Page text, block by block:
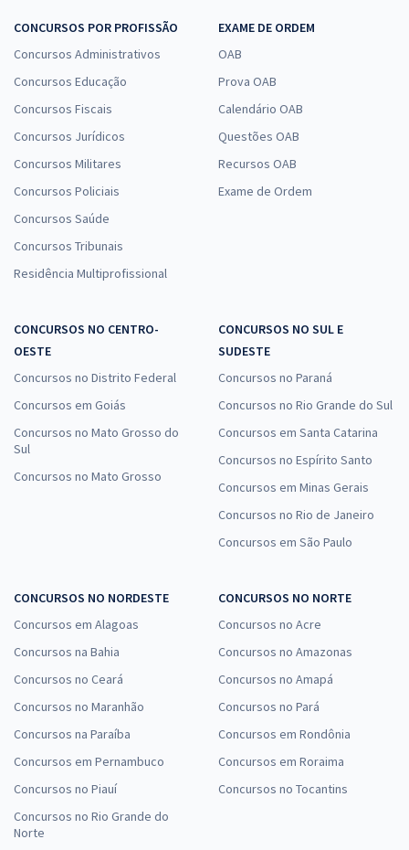
CONCURSOS POR PROFISSÃO
Concursos Administrativos
Concursos Educação
Concursos Fiscais
Concursos Jurídicos
Concursos Militares
Concursos Policiais
Concursos Saúde
Concursos Tribunais
Residência Multiprofissional
EXAME DE ORDEM
OAB
Prova OAB
Calendário OAB
Questões OAB
Recursos OAB
Exame de Ordem
CONCURSOS NO CENTRO-
OESTE
Concursos no Distrito Federal
Concursos em Goiás
Concursos no Mato Grosso do
Sul
Concursos no Mato Grosso
CONCURSOS NO SUL E
SUDESTE
Concursos no Paraná
Concursos no Rio Grande do Sul
Concursos em Santa Catarina
Concursos no Espírito Santo
Concursos em Minas Gerais
Concursos no Rio de Janeiro
Concursos em São Paulo
CONCURSOS NO NORDESTE
Concursos em Alagoas
Concursos na Bahia
Concursos no Ceará
Concursos no Maranhão
Concursos na Paraíba
Concursos em Pernambuco
Concursos no Piauí
Concursos no Rio Grande do
Norte
CONCURSOS NO NORTE
Concursos no Acre
Concursos no Amazonas
Concursos no Amapá
Concursos no Pará
Concursos em Rondônia
Concursos em Roraima
Concursos no Tocantins